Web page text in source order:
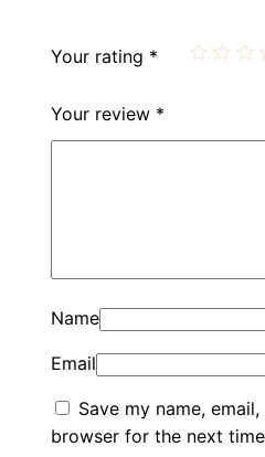
Your rating *
Your review *
Name
Email
Save my name,
browser for the next